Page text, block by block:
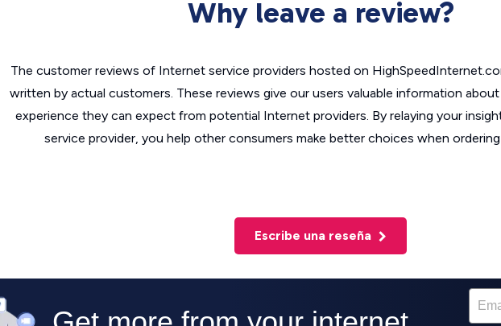
Why leave a review?
The customer reviews of Internet service providers hosted on
written by actual customers. These reviews give our users valuable information
experience they can expect from potential Internet providers. By relaying your
service provider, you help other consumers make better choices when
Escribe una reseña